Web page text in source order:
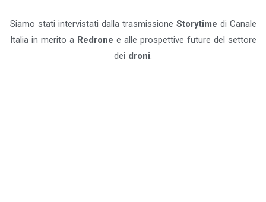
Siamo stati intervistati dalla trasmissione Storytime di Canale
Italia in merito a Redrone e alle prospettive future del settore
dei droni.